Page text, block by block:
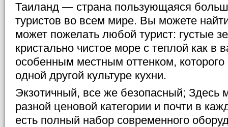
Таиланд — страна пользующаяся
туристов во всем мире. Вы можете
может пожелать любой турист: густые
кристально чистое море с теплой как в
особенным местным оттенком,
одной другой культуре кухни.
Экзотичный, все же безопасный; Здесь
разной ценовой категории и почти в
есть полный набор современного